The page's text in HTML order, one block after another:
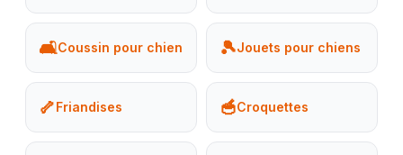
🛋️Coussin pour chien 🎾Jouets pour chiens
🦴Friandises 🥣Croquettes